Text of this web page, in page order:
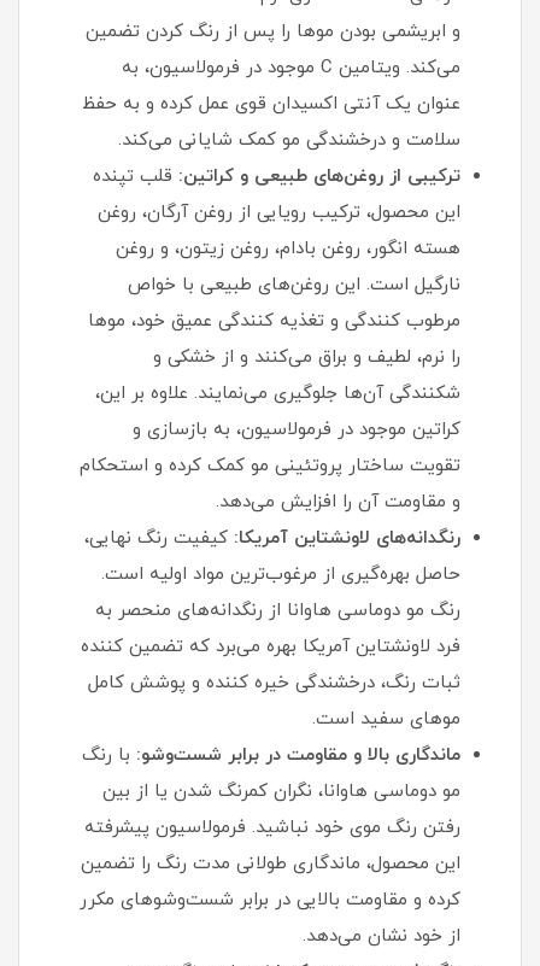
و ابریشمی بودن موها را پس از رنگ کردن تضمین
می‌کند. ویتامین C موجود در فرمولاسیون، به
عنوان یک آنتی‌ اکسیدان قوی عمل کرده و به حفظ
سلامت و درخشندگی مو کمک شایانی می‌کند.
ترکیبی از روغن‌های طبیعی و کراتین: قلب تپنده
این محصول، ترکیب رویایی از روغن آرگان، روغن
هسته انگور، روغن بادام، روغن زیتون، و روغن
نارگیل است. این روغن‌های طبیعی با خواص
مرطوب‌ کنندگی و تغذیه‌ کنندگی عمیق خود، موها
را نرم، لطیف و براق می‌کنند و از خشکی و
شکنندگی آن‌ها جلوگیری می‌نمایند. علاوه بر این،
کراتین موجود در فرمولاسیون، به بازسازی و
تقویت ساختار پروتئینی مو کمک کرده و استحکام
و مقاومت آن را افزایش می‌دهد.
رنگدانه‌های لاونشتاین آمریکا: کیفیت رنگ نهایی،
حاصل بهره‌گیری از مرغوب‌ترین مواد اولیه است.
رنگ مو دوماسی هاوانا از رنگدانه‌های منحصر به
فرد لاونشتاین آمریکا بهره می‌برد که تضمین‌ کننده
ثبات رنگ، درخشندگی خیره‌ کننده و پوشش کامل
موهای سفید است.
ماندگاری بالا و مقاومت در برابر شست‌وشو: با رنگ
مو دوماسی هاوانا، نگران کمرنگ شدن یا از بین
رفتن رنگ موی خود نباشید. فرمولاسیون پیشرفته
این محصول، ماندگاری طولانی‌ مدت رنگ را تضمین
کرده و مقاومت بالایی در برابر شست‌وشوهای مکرر
از خود نشان می‌دهد.